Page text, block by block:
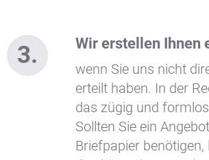
Wir erstellen Ihnen
wenn Sie uns nicht
erteilt haben. In der
das zügig und
Sollten Sie ein
Briefpapier benötigen,